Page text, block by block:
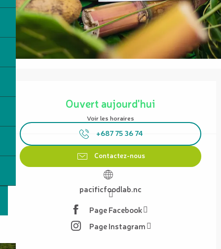
Ouvert aujourd'hui
Voir les horaires
+687 75 36 74
Contactez-nous
pacificfoodlab.nc
Page Facebook
Page Instagram